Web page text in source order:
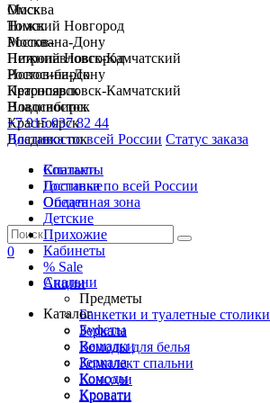
Москва
Нижний Новгород
Ростов-на-Дону
Петропавловск-Камчатский
Новосибирск
Красноярск
Владивосток
+7 915 037 82 44
Доставка по всей России Статус заказа
Спальни
Гостиные
Обеденная зона
Детские
Прихожие
Кабинеты
% Sale
Акции
Каталог
Буфеты
Вешалки
Зеркала
Комоды
Кровати
Омск
Томск
Москва
Нижний Новгород
Ростов-на-Дону
Петропавловск-Камчатский
Новосибирск
Красноярск
Владивосток
Контакты
Доставка по всей России
Оплата
0
Спальни
Предметы
Банкетки и туалетные столики
Зеркала
Комоды для белья
Комплект спальни
Консоли
Кровати